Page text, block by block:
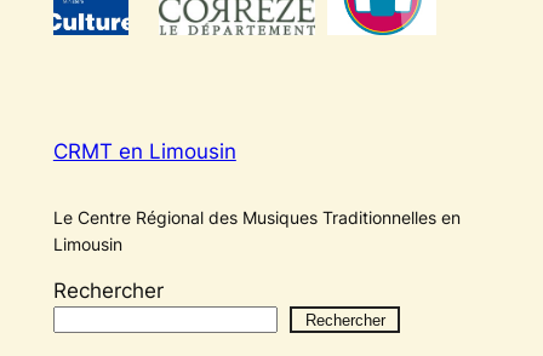
CRMT en Limousin
Le Centre Régional des Musiques Traditionnelles en
Limousin
Rechercher
Rechercher